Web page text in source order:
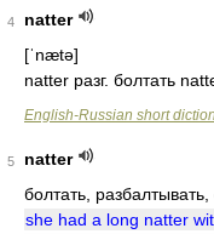
4
natter
[ˈnætə]
natter разг. болтать
English-Russian short
5
natter
болтать,
she had a long natter